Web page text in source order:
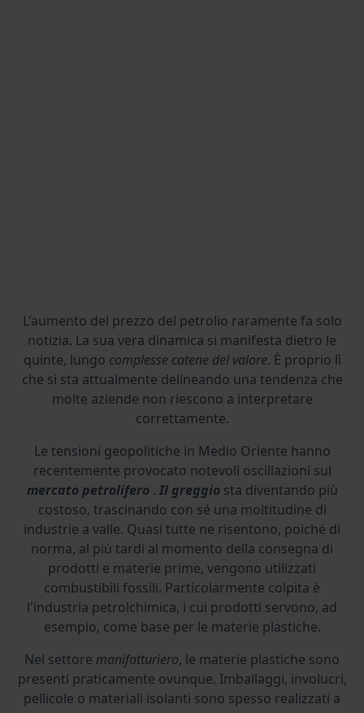
L'aumento del prezzo del petrolio raramente fa solo
notizia. La sua vera dinamica si manifesta dietro le
quinte, lungo complesse catene del valore. È proprio lì
che si sta attualmente delineando una tendenza che
molte aziende non riescono a interpretare
correttamente.
Le tensioni geopolitiche in Medio Oriente hanno
recentemente provocato notevoli oscillazioni sul
mercato petrolifero. Il greggiosta diventando più
costoso, trascinando con sé una moltitudine di
industrie a valle. Quasi tutte ne risentono, poiché di
norma, al più tardi al momento della consegna di
prodotti e materie prime, vengono utilizzati
combustibili fossili. Particolarmente colpita è
l'industria petrolchimica, i cui prodotti servono, ad
esempio, come base per le materie plastiche.
Nel settore manifatturiero, le materie plastiche sono
presenti praticamente ovunque. Imballaggi, involucri,
pellicole o materiali isolanti sono spesso realizzati a